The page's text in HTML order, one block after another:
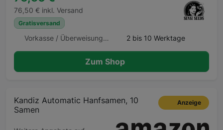
76,50 € inkl. Versand
Gratisversand
Vorkasse / Überweisung, Kreditkarte 2 bis 10 Werktage
Zum Shop
Kandiz Automatic Hanfsamen, 10
Samen
Anzeige